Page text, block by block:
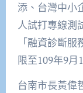
添、台灣中小
人試打專線測
「融資診斷
限至109年9月
台南市長黃偉